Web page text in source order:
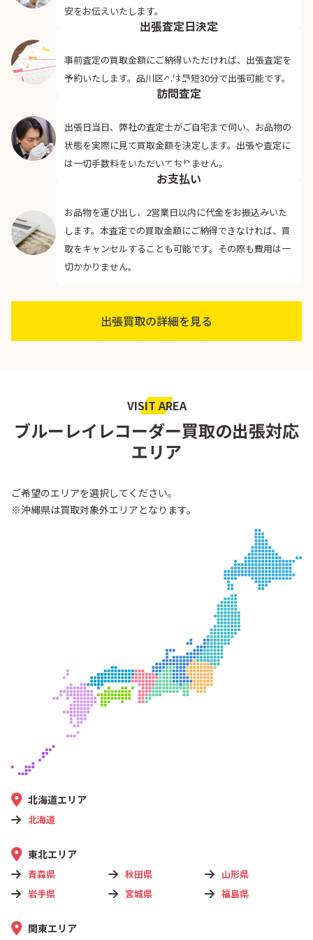
安をお伝えいたします。
02
出張査定日決定
事前査定の買取金額にご納得いただければ、出張査定を
予約いたします。品川区へは最短30分で出張可能です。
03
訪問査定
出張日当日、弊社の査定士がご自宅まで伺い、お品物の
状態を実際に見て買取金額を決定します。出張や査定に
は一切手数料をいただいておりません。
04
お支払い
お品物を運び出し、2営業日以内に代金をお振込みいた
します。本査定での買取金額にご納得できなければ、買
取をキャンセルすることも可能です。その際も費用は一
切かかりません。
出張買取の詳細を見る
VISIT AREA
ブルーレイレコーダー買取の出張対応
エリア
ご希望のエリアを選択してください。
※沖縄県は買取対象外エリアとなります。
北海道エリア
北海道
東北エリア
青森県 秋田県
山形県
岩手県
宮城県 福島県
関東エリア